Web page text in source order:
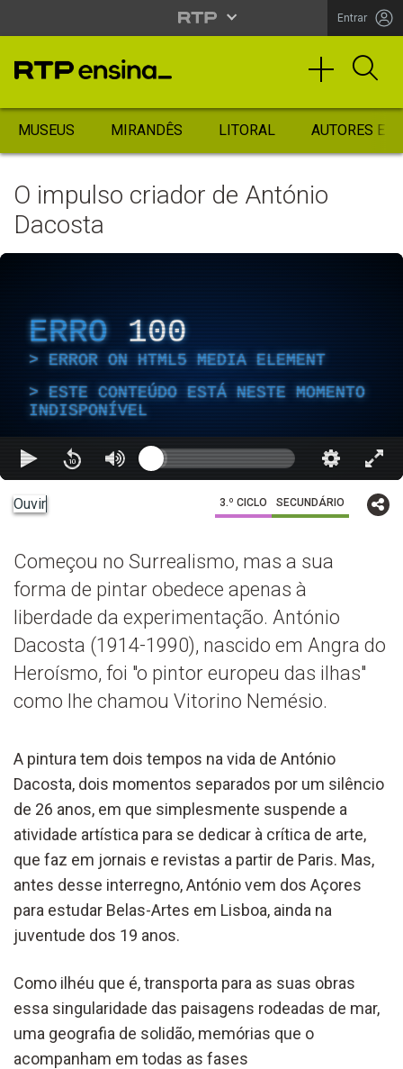
Entrar
MUSEUS MIRANDÊS LITORAL AUTORES
O impulso criador de António
Dacosta
ERRO 100
ERROR ON HTML5 MEDIA ELEMENT
ESTE CONTEÚDO ESTÁ NESTE MOMENTO
INDISPONÍVEL
Ouvir 3.º CICLO SECUNDÁRIO
Começou no Surrealismo, mas a sua
forma de pintar obedece apenas à
liberdade da experimentação. António
Dacosta (1914-1990), nascido em Angra do
Heroísmo, foi "o pintor europeu das ilhas"
como lhe chamou Vitorino Nemésio.
A pintura tem dois tempos na vida de António
Dacosta, dois momentos separados por um silêncio
de 26 anos, em que simplesmente suspende a
atividade artística para se dedicar à crítica de arte,
que faz em jornais e revistas a partir de Paris. Mas,
antes desse interregno, António vem dos Açores
para estudar Belas-Artes em Lisboa, ainda na
juventude dos 19 anos.
Como ilhéu que é, transporta para as suas obras
essa singularidade das paisagens rodeadas de mar,
uma geografia de solidão, memórias que o
acompanham em todas as fases